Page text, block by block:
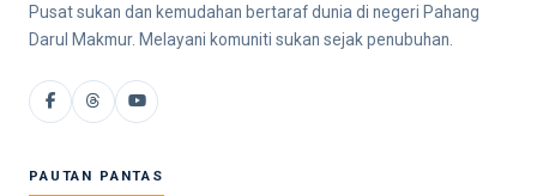
Pusat sukan dan kemudahan bertaraf dunia di negeri Pahang
Darul Makmur. Melayani komuniti sukan sejak penubuhan.
PAUTAN PANTAS